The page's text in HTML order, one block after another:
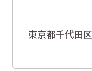
東京都千代田